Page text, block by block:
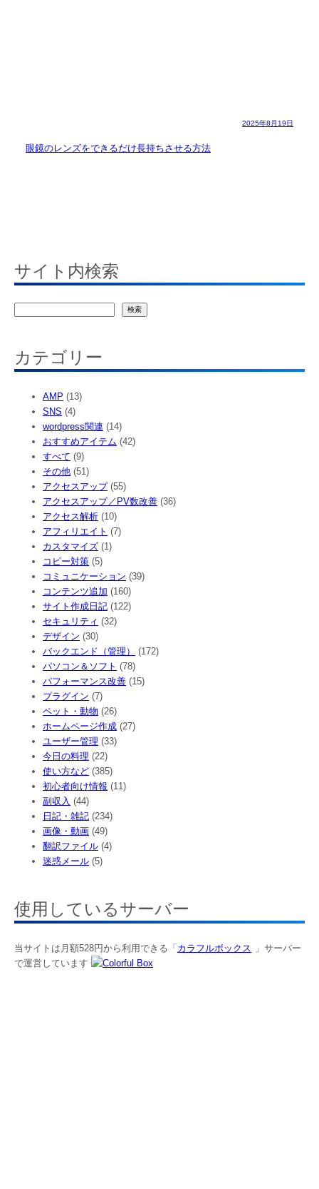
2025年8月19日
眼鏡のレンズをできるだけ長持ちさせる方法
サイト内検索
検索
カテゴリー
AMP (13)
SNS (4)
wordpress関連 (14)
おすすめアイテム (42)
すべて (9)
その他 (51)
アクセスアップ(55)
アクセスアップ／PV数改善 (36)
アクセス解析 (10)
アフィリエイト (7)
カスタマイズ (1)
コピー対策 (5)
コミュニケーション (39)
コンテンツ追加 (160)
サイト作成日記 (122)
セキュリティ (32)
デザイン (30)
バックエンド（管理）
(172)
パソコン＆ソフト (78)
パフォーマンス改善 (15)
プラグイン (7)
ペット・動物 (26)
ホームページ作成 (27)
ユーザー管理 (33)
今日の料理 (22)
使い方など (385)
初心者向け情報 (11)
副収入 (44)
日記・雑記 (234)
画像・動画 (49)
翻訳ファイル (4)
迷惑メール (5)
使用しているサーバー
当サイトは月額528円から利用できる「 カラフルボックス
」サーバー
で運営しています